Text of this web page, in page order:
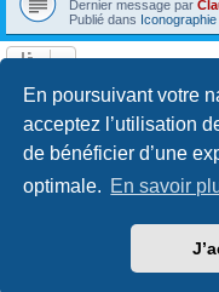
En poursuivant votre
acceptez l’utilisation
de bénéficier d’une
optimale. En savoir
Dernier message par
Publié dans Iconographie
Page